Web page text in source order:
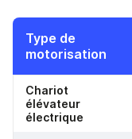
Type de
motorisation
Chariot
élévateur
électrique